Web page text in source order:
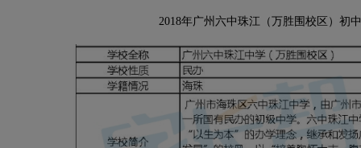
2018年广州六中珠江（万胜围校区）初